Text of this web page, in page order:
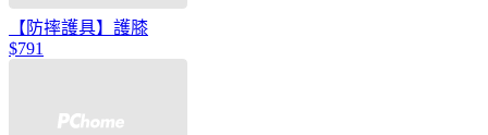
【防摔護具】護膝
$791